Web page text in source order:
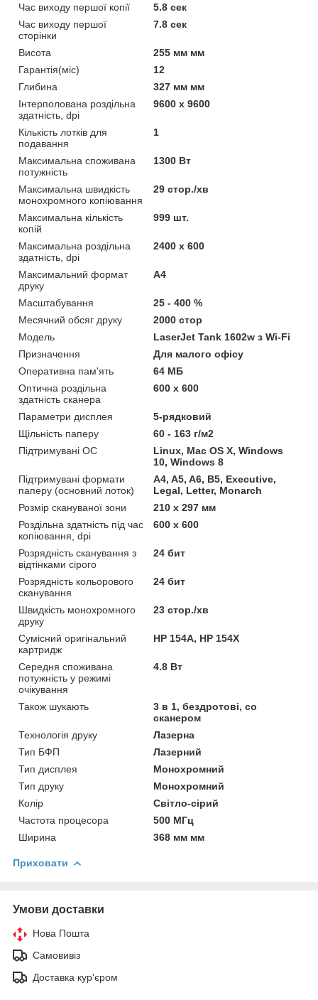
Час виходу першої копії
5.8 сек
Час виходу першої
сторінки
7.8 сек
Висота
255 мм мм
Гарантія(міс)
12
Глибина
327 мм мм
Інтерполована роздільна
здатність, dpi
9600 x 9600
Кількість лотків для
подавання
1
Максимальна споживана
потужність
1300 Вт
Максимальна швидкість
монохромного копіювання
29 стор./хв
Максимальна кількість
копій
999 шт.
Максимальна роздільна
здатність, dpi
2400 х 600
Максимальний формат
друку
A4
Масштабування
25 - 400 %
Месячний обсяг друку
2000 стор
Мoдель
LaserJet Tank 1602w з Wi-Fi
Призначення
Для малого офісу
Оперативна пам'ять
64 МБ
Оптична роздільна
здатність сканера
600 х 600
Параметри дисплея
5-рядковий
Щільність паперу
60 - 163 г/м2
Підтримувані ОС
Linux, Mac OS X, Windows
10, Windows 8
Підтримувані формати
паперу (основний лоток)
A4, A5, A6, B5, Executive,
Legal, Letter, Monarch
Розмір скануваної зони
210 x 297 мм
Роздільна здатність під час
копіювання, dpi
600 x 600
Розрядність сканування з
відтінками сірого
24 бит
Розрядність кольорового
сканування
24 бит
Швидкість монохромного
друку
23 стор./хв
Сумісний оригінальний
картридж
HP 154A, HP 154X
Середня споживана
потужність у режимі
очікування
4.8 Вт
Також шукають
3 в 1, бездротові, со
сканером
Технологія друку
Лазерна
Тип БФП
Лазерний
Тип дисплея
Монохромний
Тип друку
Монохромний
Колір
Світло-сірий
Частота процесора
500 МГц
Ширина
368 мм мм
Приховати
Умови доставки
Нова Пошта
Самовивіз
Доставка кур'єром